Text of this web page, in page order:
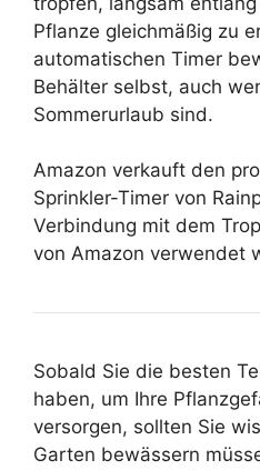
Pflanze gleichmäßig zu
automatischen Timer
Behälter selbst, auch
Sommerurlaub sind.
Amazon verkauft den
Sprinkler-Timer von
Verbindung mit dem
von Amazon verwendet
Sobald Sie die besten
haben, um Ihre
versorgen, sollten Sie
Garten bewässern